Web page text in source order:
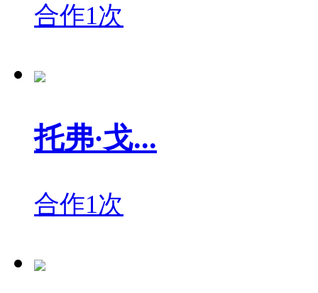
合作1次
托弗·戈...
合作1次